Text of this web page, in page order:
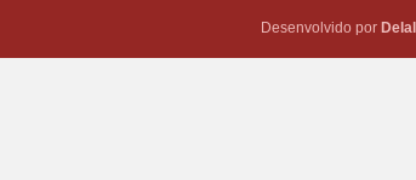
Desenvolvido por